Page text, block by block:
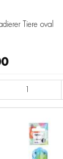
Tiere oval